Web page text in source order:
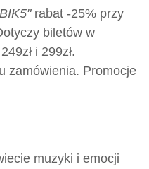
rabat -25% przy
biletów w
i 299zł.
zamówienia. Promocje
muzyki i emocji